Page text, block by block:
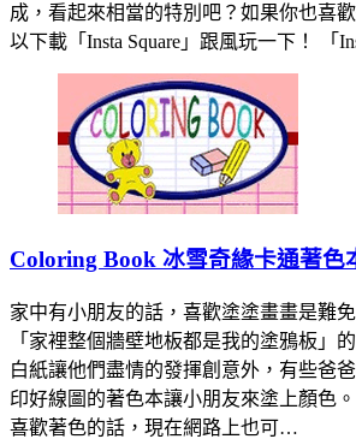
成，看起來相當的特別吧？如果你也喜
以下載「Insta Square」跟風玩一下！ 「
Coloring Book 冰雪奇緣卡通著色
家中有小朋友的話，喜歡塗塗畫畫是難
「家裡整個牆壁地板都是我的塗鴉板」
白紙讓他們盡情的發揮創意外，有些爸
印好線圖的著色本讓小朋友來塗上顏色
喜歡著色的話，現在網路上也可…